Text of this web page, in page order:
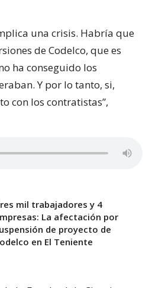
una crisis. Habría que
de Codelco, que es
ha conseguido los
Y por lo tanto, si,
con los contratistas”,
mil trabajadores y 4
La afectación por
de proyecto de
en El Teniente